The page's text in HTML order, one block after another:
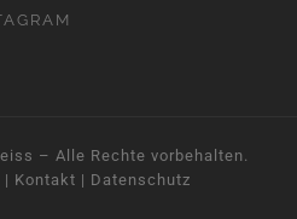
– Alle Rechte vorbehalten. ­
| Kontakt | Datenschutz